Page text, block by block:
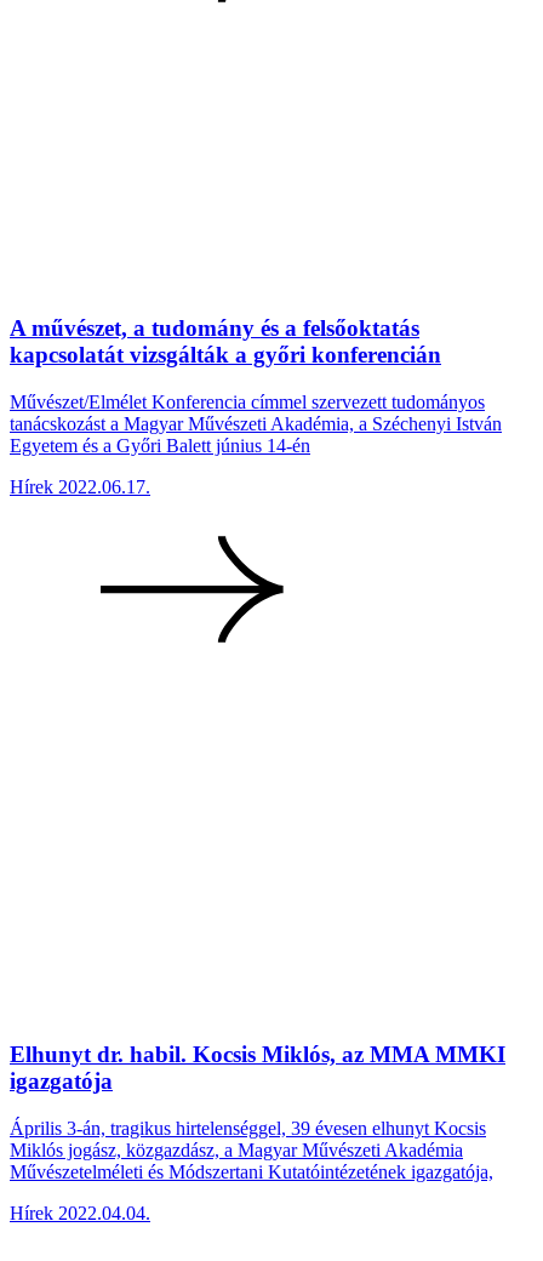
A művészet, a tudomány és a felsőoktatás
kapcsolatát vizsgálták a győri konferencián
Művészet/Elmélet Konferencia címmel szervezett tudományos
tanácskozást a Magyar Művészeti Akadémia, a Széchenyi István
Egyetem és a Győri Balett június 14-én
Hírek 2022.06.17.
Elhunyt dr. habil. Kocsis Miklós, az MMA MMKI
igazgatója
Április 3-án, tragikus hirtelenséggel, 39 évesen elhunyt Kocsis
Miklós jogász, közgazdász, a Magyar Művészeti Akadémia
Művészetelméleti és Módszertani Kutatóintézetének igazgatója,
Hírek 2022.04.04.